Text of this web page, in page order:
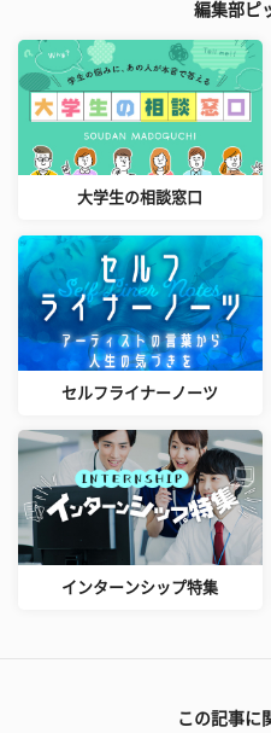
編集部ピ
大学生の相談窓口
セルフライナーノーツ
インターンシップ特集
この記事に